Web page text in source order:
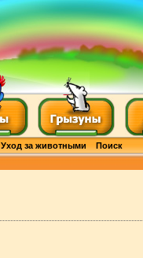
Уход за животными Поиск